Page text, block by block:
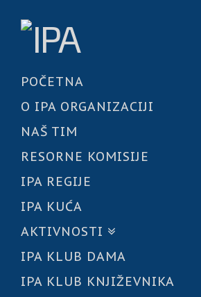
POČETNA
O IPA ORGANIZACIJI
NAŠ TIM
RESORNE KOMISIJE
IPA REGIJE
IPA KUĆA
AKTIVNOSTI
IPA KLUB DAMA
IPA KLUB KNJIŽEVNIKA